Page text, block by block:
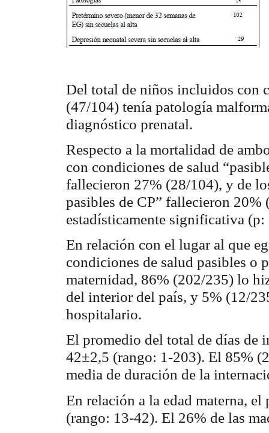
Del total de niños incluidos con
(47/104) tenía patología
diagnóstico prenatal.
Respecto a la mortalidad de
con condiciones de salud
fallecieron 27% (28/104), y de
pasibles de CP” fallecieron
estadísticamente significativa
En relación con el lugar al que
condiciones de salud pasibles o
maternidad, 86% (202/235) lo
del interior del país, y 5% (12/
hospitalario.
El promedio del total de días de
42±2,5 (rango: 1-203). El 85%
media de duración de la
En relación a la edad materna,
(rango: 13-42). El 26% de las